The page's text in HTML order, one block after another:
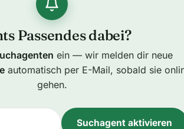
Passendes dabei?
ein — wir melden dir neue
automatisch per E-Mail, sobald sie
gehen.
Suchagent aktivieren